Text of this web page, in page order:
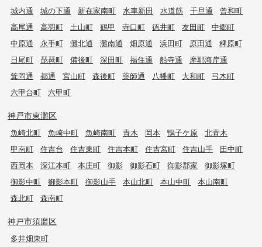
城内通
城の下通 新在家南町 水車新田 水道筋 千旦通
曾和町
高尾通
高羽町 土山町 鶴甲 寺口町 徳井町 友田町
中郷町
中原通
永手町 灘北通 灘南通 畑原通 浜田町 原田通
稗原町
日尾町
琵琶町 備後町 深田町 福住通 船寺通
摩耶海岸通
箕岡通
都通 宮山町 森後町 薬師通 八幡町 大和町
弓木町
六甲台町
六甲町
神戸市東灘区
魚崎北町 魚崎中町 魚崎南町 青木 岡本 鴨子ケ原
北青木
甲南町
住吉台 住吉東町 住吉本町 住吉宮町 住吉山手
田中町
西岡本
深江本町 本庄町 御影 御影石町 御影郡家
御影塚町
御影中町
御影本町 御影山手 本山北町 本山中町
本山南町
森北町
森南町
神戸市須磨区
多井畑東町